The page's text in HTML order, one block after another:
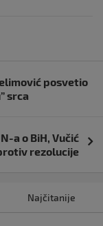
posvetio
srca
a o BiH, Vučić
rezolucije
Najčitanije